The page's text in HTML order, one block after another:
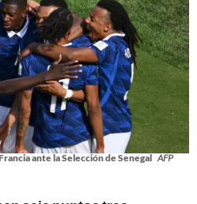
ante la Selección de Senegal AFP